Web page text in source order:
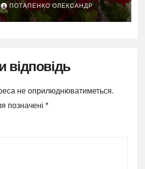
ПОТАПЕНКО ОЛЕКСАНДР
відповідь
не оприлюднюватиметься.
позначені *